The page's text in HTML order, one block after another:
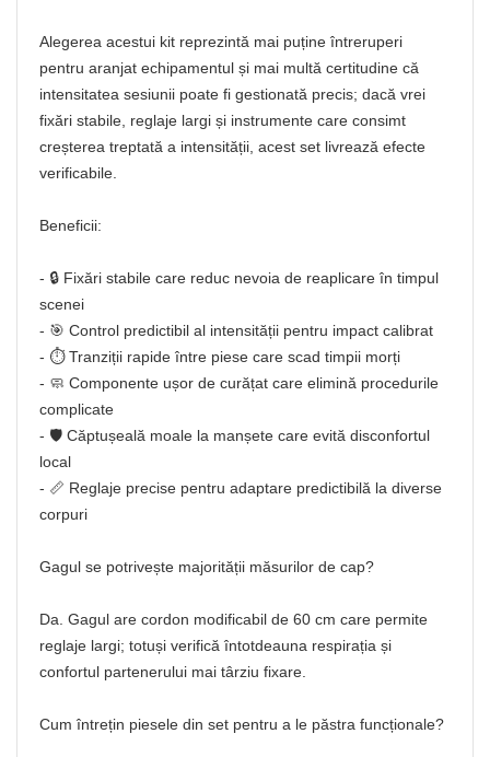
Alegerea acestui kit reprezintă mai puține întreruperi
pentru aranjat echipamentul și mai multă certitudine că
intensitatea sesiunii poate fi gestionată precis; dacă vrei
fixări stabile, reglaje largi și instrumente care consimt
creșterea treptată a intensității, acest set livrează efecte
verificabile.
Beneficii:
- 🔒 Fixări stabile care reduc nevoia de reaplicare în timpul
scenei
- 🎯 Control predictibil al intensității pentru impact calibrat
- ⏱️ Tranziții rapide între piese care scad timpii morți
- 🧼 Componente ușor de curățat care elimină procedurile
complicate
- 🛡️ Căptușeală moale la manșete care evită disconfortul
local
- 📏 Reglaje precise pentru adaptare predictibilă la diverse
corpuri
Gagul se potrivește majorității măsurilor de cap?
Da. Gagul are cordon modificabil de 60 cm care permite
reglaje largi; totuși verifică întotdeauna respirația și
confortul partenerului mai târziu fixare.
Cum întrețin piesele din set pentru a le păstra funcționale?